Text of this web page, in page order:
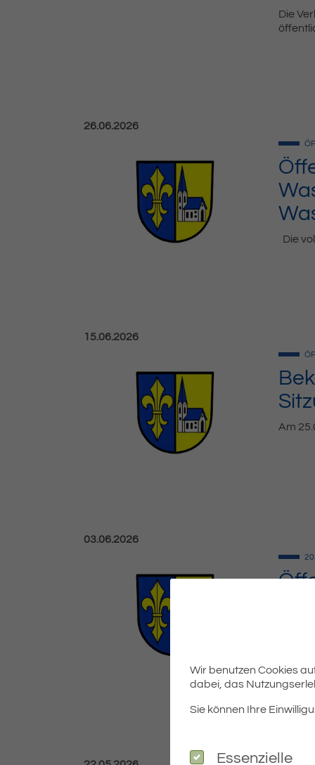
Die
Veröffentlicht am:
26.06.2026
Die
Veröffentlicht am:
15.06.2026
Am
Veröffentlicht am:
03.06.2026
Wir benutzen Cookies
dabei, das
Sie können Ihre
Essenzielle
Essenzielle